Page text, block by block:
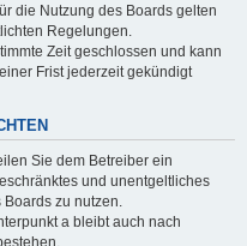
die Nutzung des Boards gelten
Regelungen.
Zeit geschlossen und kann
Frist jederzeit gekündigt
Sie dem Betreiber ein
und unentgeltliches
Boards zu nutzen.
a bleibt auch nach